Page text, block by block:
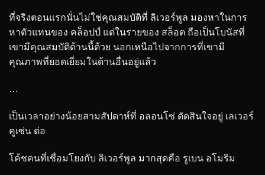
ที่จริงตอนแรกนั่นไม่ใช่คุณสมบัติที่ ลิเวอร์พูล มองหาในการ
หาตัวแทนของ คล็อปป์ แต่ในรายของ สล็อต ถือเป็นโบนัสที่
เขามีคุณสมบัติด้านนี้ด้วย นอกเหนือไปจากการที่เขามี
คุณภาพที่ยอดเยี่ยมในด้านอื่นอยู่แล้ว
…
เป็นเวลาอย่างน้อยสามสัปดาห์ที่ อลอนโซ่ ตัดสินใจอยู่ เลเวอร์
คูเซ่น ต่อ
โค้ชคนที่เชื่อมโยงกับ ลิเวอร์พูล มากสุดคือ รูเบน อโมริม